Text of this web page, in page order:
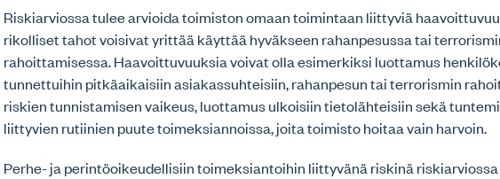
Riskiarviossa tulee arvioida toimiston omaan toimintaan liittyviä
rikolliset tahot voisivat yrittää käyttää hyväkseen rahanpesussa tai
rahoittamisessa. Haavoittuvuuksia voivat olla esimerkiksi luottamus
tunnettuihin pitkäaikaisiin asiakassuhteisiin, rahanpesun tai terrorismin
riskien tunnistamisen vaikeus, luottamus ulkoisiin tietolähteisiin sekä
liittyvien rutiinien puute toimeksiannoissa, joita toimisto hoitaa vain harvoin.
Perhe- ja perintöoikeudellisiin toimeksiantoihin liittyvänä riskinä